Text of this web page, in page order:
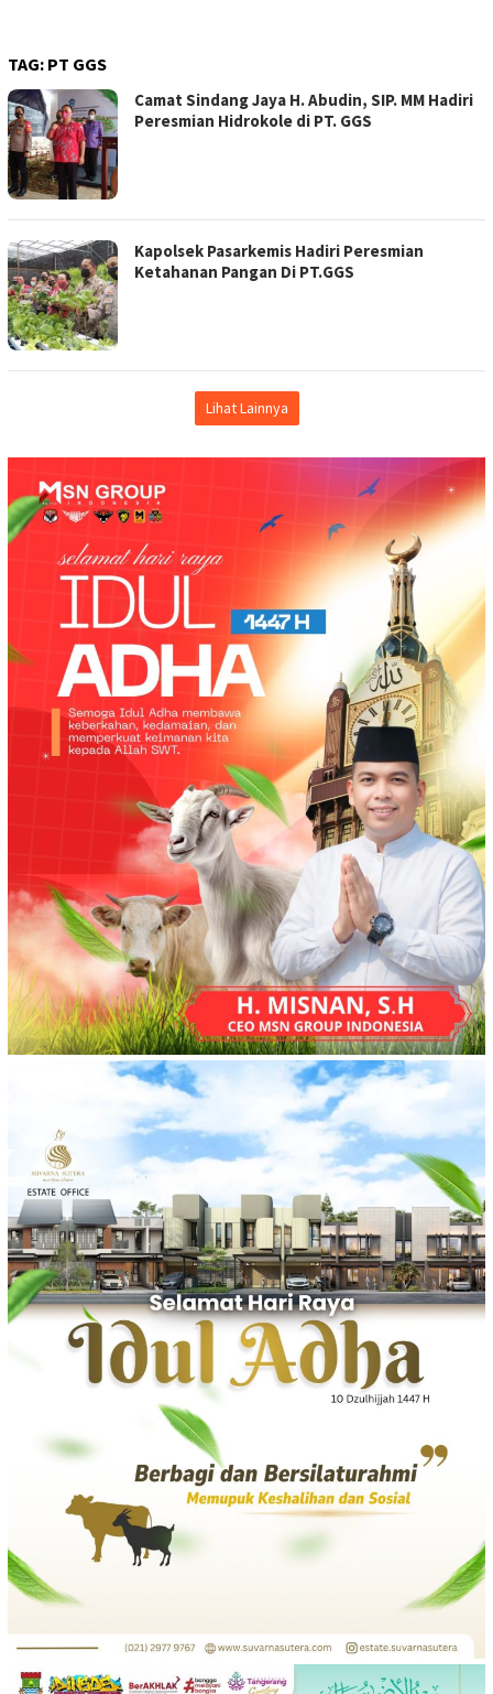
TAG: PT GGS
Camat Sindang Jaya H. Abudin, SIP. MM Hadiri
Peresmian Hidrokole di PT. GGS
Kapolsek Pasarkemis Hadiri Peresmian
Ketahanan Pangan Di PT.GGS
Lihat Lainnya